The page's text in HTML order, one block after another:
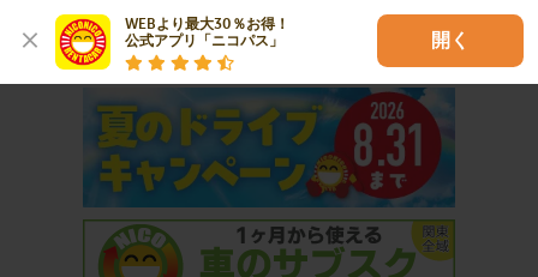
WEBより最大30％お得！
公式アプリ「ニコパス」
開く
おすすめコンテンツ